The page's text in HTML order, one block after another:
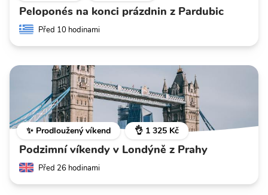
Peloponés na konci prázdnin z Pardubic
Před 10 hodinami
✨ Prodloužený víkend 👌 1 325 Kč
Podzimní víkendy v Londýně z Prahy
Před 26 hodinami